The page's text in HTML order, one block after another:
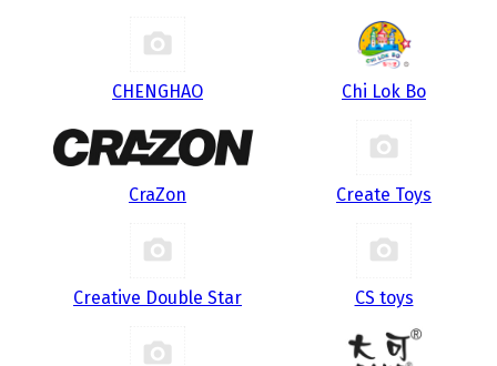
CHENGHAO Chi Lok Bo
CraZon Create Toys
Creative Double Star CS toys